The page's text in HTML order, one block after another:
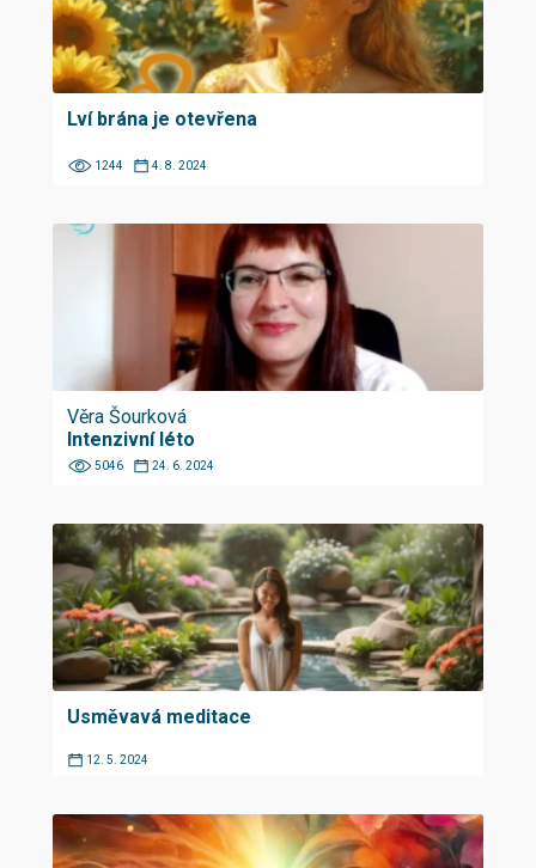
Lví brána je otevřena
1244 4. 8. 2024
Věra Šourková
Intenzivní léto
5046 24. 6. 2024
Usměvavá meditace
12. 5. 2024